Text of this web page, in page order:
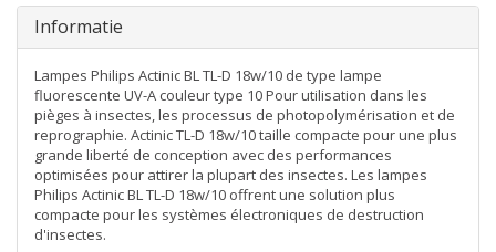
Informatie
Lampes Philips Actinic BL TL-D 18w/10 de type lampe
fluorescente UV-A couleur type 10 Pour utilisation dans les
pièges à insectes, les processus de photopolymérisation et de
reprographie. Actinic TL-D 18w/10 taille compacte pour une plus
grande liberté de conception avec des performances
optimisées pour attirer la plupart des insectes. Les lampes
Philips Actinic BL TL-D 18w/10 offrent une solution plus
compacte pour les systèmes électroniques de destruction
d'insectes.